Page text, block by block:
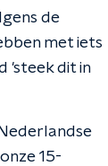
de
met iets
'steek dit in
15-